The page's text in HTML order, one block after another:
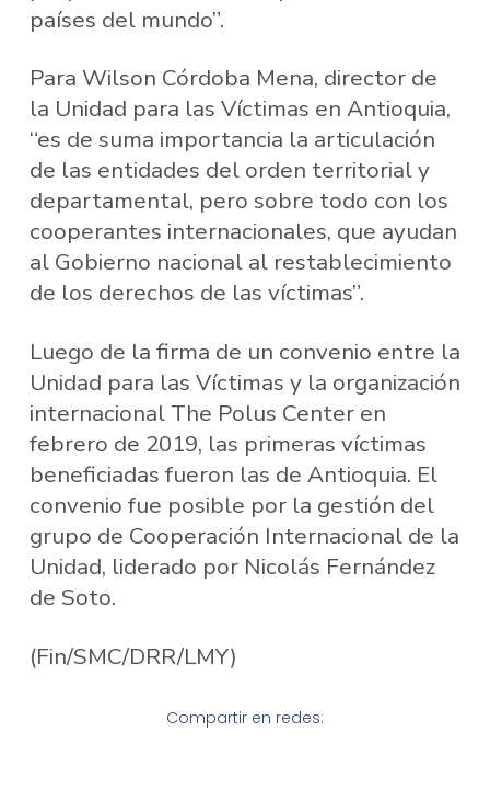
países del mundo”.
Para Wilson Córdoba Mena, director de
la Unidad para las Víctimas en Antioquia,
“es de suma importancia la articulación
de las entidades del orden territorial y
departamental, pero sobre todo con los
cooperantes internacionales, que ayudan
al Gobierno nacional al restablecimiento
de los derechos de las víctimas”.
Luego de la firma de un convenio entre la
Unidad para las Víctimas y la organización
internacional The Polus Center en
febrero de 2019, las primeras víctimas
beneficiadas fueron las de Antioquia. El
convenio fue posible por la gestión del
grupo de Cooperación Internacional de la
Unidad, liderado por Nicolás Fernández
de Soto.
(Fin/SMC/DRR/LMY)
Compartir en redes: